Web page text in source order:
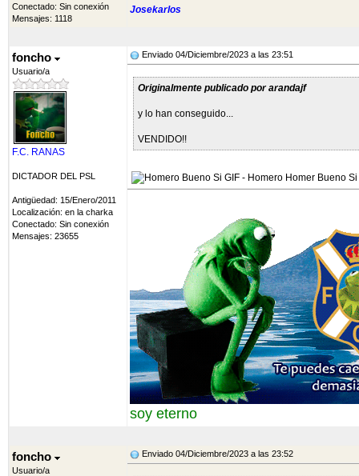
Conectado: Sin conexión
Mensajes: 1118
Josekarlos
foncho
Usuario/a
F.C. RANAS
DICTADOR DEL PSL
Antigüedad: 15/Enero/2011
Localización: en la charka
Conectado: Sin conexión
Mensajes: 23655
Enviado 04/Diciembre/2023 a las 23:51
Originalmente publicado por arandajf
y lo han conseguido...
VENDIDO!!
soy eterno
foncho
Usuario/a
Enviado 04/Diciembre/2023 a las 23:52